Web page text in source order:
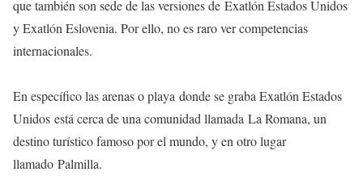
que también son sede de las versiones de Exatlón Estados Unidos
y Exatlón Eslovenia. Por ello, no es raro ver competencias
internacionales.
En específico las arenas o playa donde se graba Exatlón Estados
Unidos está cerca de una comunidad llamada La Romana, un
destino turístico famoso por el mundo, y en otro lugar
llamado Palmilla.